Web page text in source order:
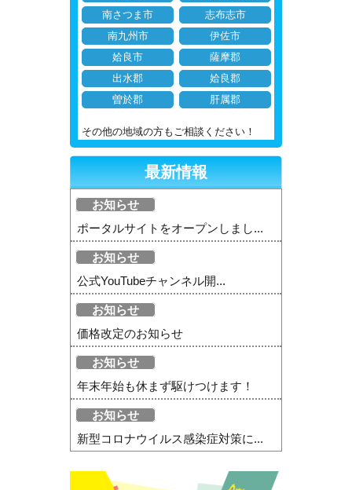
南さつま市
志布志市
南九州市
伊佐市
姶良市
薩摩郡
出水郡
姶良郡
曽於郡
肝属郡
その他の地域の方もご相談ください！
最新情報
お知らせ
ポータルサイトをオープンしまし...
お知らせ
公式YouTubeチャンネル開...
お知らせ
価格改定のお知らせ
お知らせ
年末年始も休まず駆けつけます！
お知らせ
新型コロナウイルス感染症対策に...